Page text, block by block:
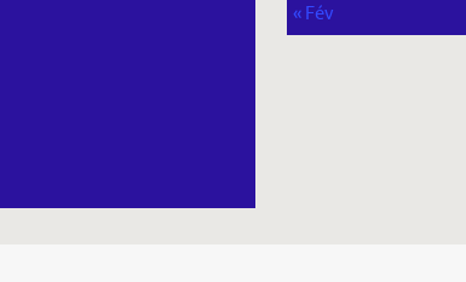
« Fév